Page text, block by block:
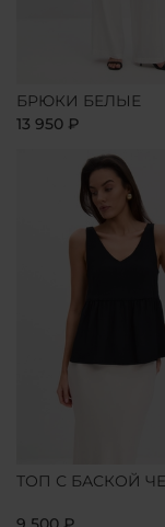
БРЮКИ БЕЛЫЕ
13 950 ₽
ТОП С БАСКОЙ